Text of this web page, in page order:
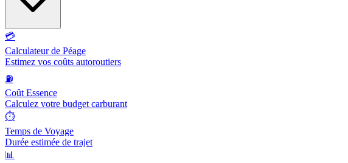
💳
Calculateur de Péage
Estimez vos coûts autoroutiers
⛽
Coût Essence
Calculez votre budget carburant
⏱️
Temps de Voyage
Durée estimée de trajet
📊